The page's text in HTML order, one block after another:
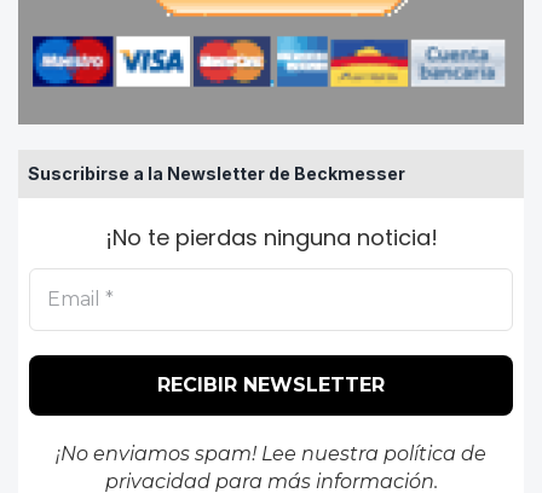
Suscribirse a la Newsletter de Beckmesser
¡No te pierdas ninguna noticia!
¡No enviamos spam! Lee nuestra política de
privacidadpara más información.